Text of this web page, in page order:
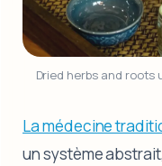
Dried herbs and roots
La médecine
un système